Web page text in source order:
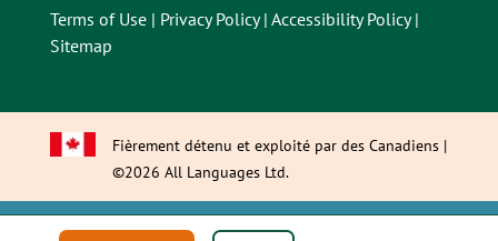
Terms of Use| Privacy Policy| Accessibility Policy|
Sitemap
Fièrement détenu et exploité par des Canadiens |
©2026 All Languages Ltd.
This site is registered onwpml.orgas a development site. Switch to a